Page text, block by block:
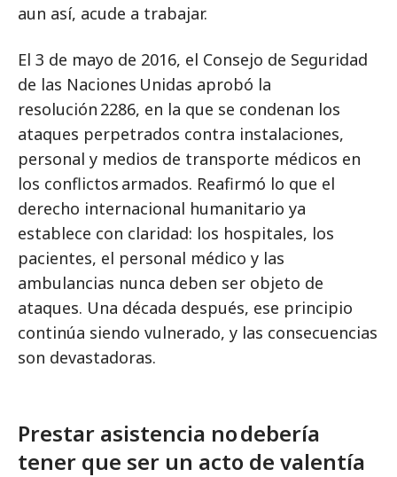
aun así, acude a trabajar.
El 3 de mayo de 2016, el Consejo de Seguridad
de las Naciones Unidas aprobó la
resolución 2286, en la que se condenan los
ataques perpetrados contra instalaciones,
personal y medios de transporte médicos en
los conflictos armados. Reafirmó lo que el
derecho internacional humanitario ya
establece con claridad: los hospitales, los
pacientes, el personal médico y las
ambulancias nunca deben ser objeto de
ataques. Una década después, ese principio
continúa siendo vulnerado, y las consecuencias
son devastadoras.
Prestar asistencia no debería
tener que ser un acto de valentía